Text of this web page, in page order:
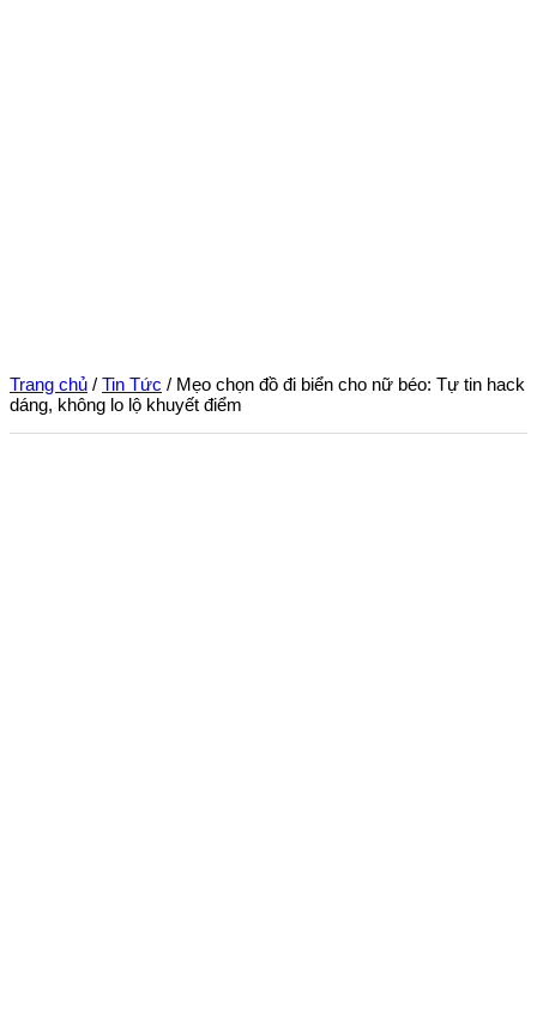
Trang chủ / Tin Tức / Mẹo chọn đồ đi biển cho nữ béo: Tự tin hack
dáng, không lo lộ khuyết điểm